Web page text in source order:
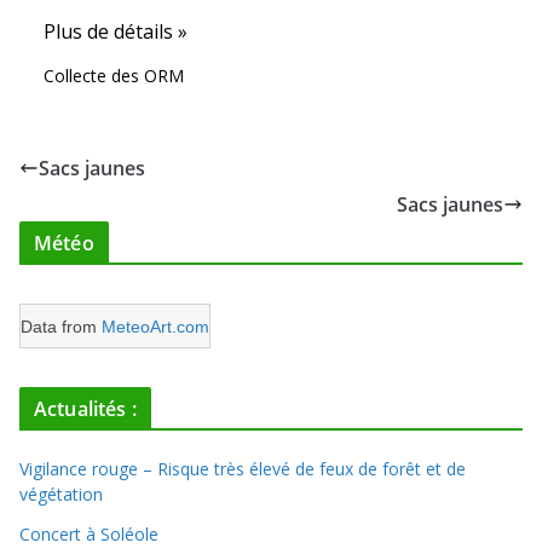
Plus de détails »
Collecte des ORM
Sacs jaunes
Sacs jaunes
Météo
Data from MeteoArt.com
Actualités :
Vigilance rouge – Risque très élevé de feux de forêt et de
végétation
Concert à Soléole